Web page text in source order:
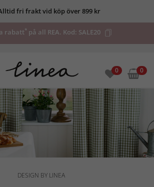
fri frakt vid köp över 899 kr
rabatt*på all REA. Kod: SALE20
0 0
DESIGN BY LINEA